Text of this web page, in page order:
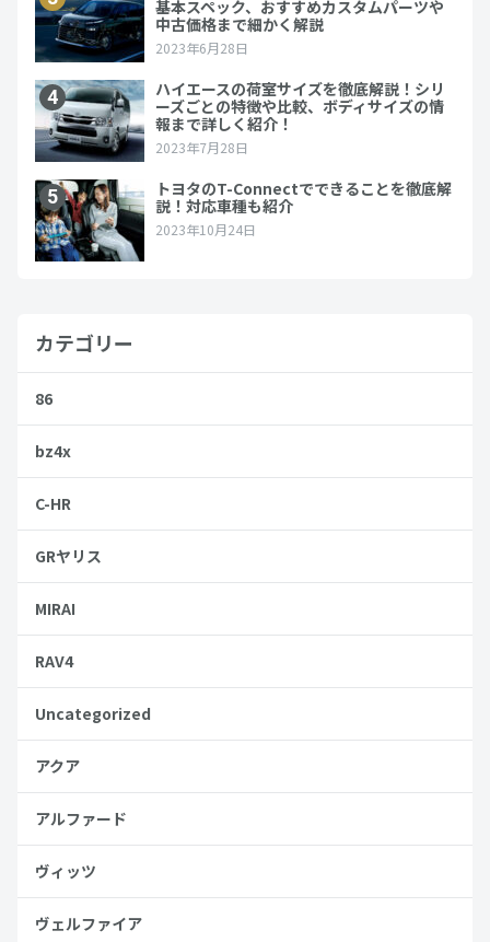
カテゴリー
86
bz4x
C-HR
GRヤリス
MIRAI
RAV4
Uncategorized
アクア
アルファード
ヴィッツ
ヴェルファイア